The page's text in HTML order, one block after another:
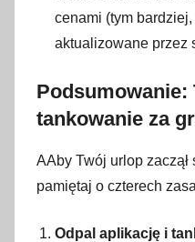
cenami (tym
aktualizowane przez
Podsumowanie:
tankowanie za
AAby Twój urlop
pamiętaj o czterech
Odpal aplikację i